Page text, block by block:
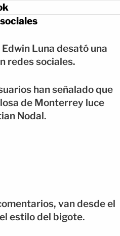
Luna desató una
redes sociales.
han señalado que
de Monterrey luce
Nodal.
van desde el
estilo del bigote.